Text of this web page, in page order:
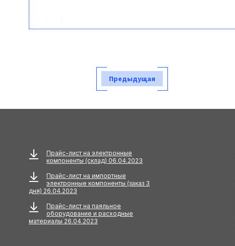
Предыдущая
Прайс-лист на электронные
компоненты (склад) 06.04.2023
Прайс-лист на импортные
электронные компоненты (заказ 3
дня) 26.04.2023
Прайс-лист на паяльное
оборудование и расходные
материалы 26.04.2023